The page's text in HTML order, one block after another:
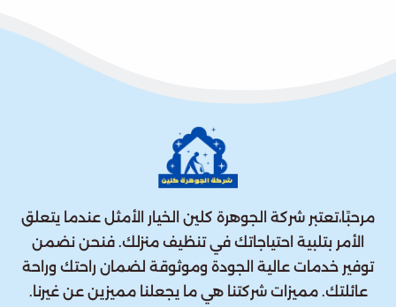
مرحبًا،تعتبر شركة الجوهرة كلين الخيار الأمثل عندما يتعلق
الأمر بتلبية احتياجاتك في تنظيف منزلك. فنحن نضمن
توفير خدمات عالية الجودة وموثوقة لضمان راحتك وراحة
عائلتك. مميزات شركتنا هي ما يجعلنا مميزين عن غيرنا.